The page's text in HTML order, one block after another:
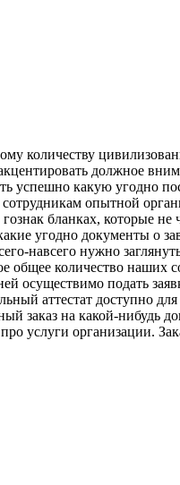
количеству
должное
успешно какую угодно
опытной
бланках, которые
угодно документы о
навсего нужно
общее количество наших
осуществимо подать
аттестат доступно
заказ на какой-нибудь
услуги организации.